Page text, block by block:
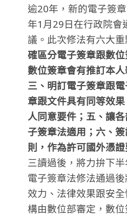
逾20年，新的電子簽
年1月29日在行政院會
議。 此次修法有六大
確區分電子簽章跟數
數位簽章會有推訂本人
三、明訂電子簽章跟
章跟文件具有同等效
人同意要件；五、讓
子簽章法適用；六、
則，作為許可國外憑
三讀過後，將力拚下半
電子簽章法修法通過
效力、法律效果跟安
構由數位部審定，數